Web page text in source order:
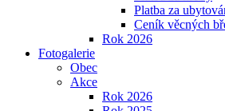
Platba za
Ceník věcných
Rok 2026
Fotogalerie
Obec
Akce
Rok 2026